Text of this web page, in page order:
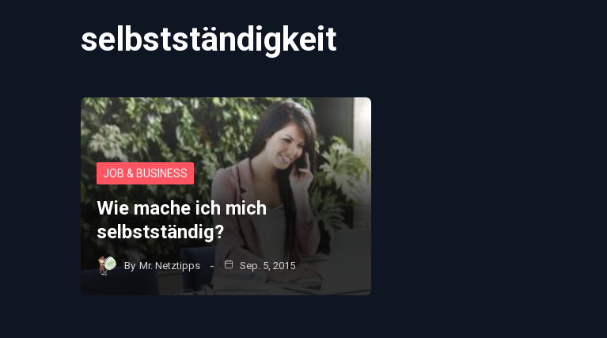
selbstständigkeit
JOB & BUSINESS
Wie mache ich mich
selbstständig?
By Mr. Netztipps Sep. 5, 2015